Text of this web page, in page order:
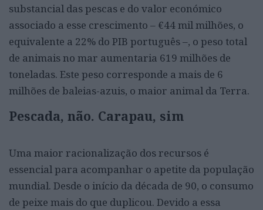
substancial das pescas e do valor económico
associado a esse crescimento – €44 mil milhões, o
equivalente a 22% do PIB português –, o peso total
de animais no mar aumentaria 619 milhões de
toneladas. Este peso corresponde a mais de 6
milhões de baleias-azuis, o maior animal da Terra.
Pescada, não. Carapau, sim
Uma maior racionalização dos recursos é
essencial para acompanhar o apetite da população
mundial. Desde o início da década de 90, o consumo
de peixe mais do que duplicou. Devido a essa